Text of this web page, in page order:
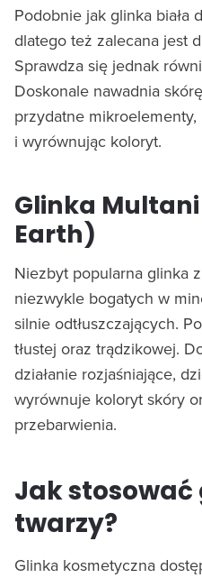
Podobnie jak glinka biała
dlatego też zalecana jest
Sprawdza się jednak
Doskonale nawadnia
przydatne
i wyrównując koloryt.
Glinka
Earth)
Niezbyt popularna glinka
niezwykle bogatych w
silnie odtłuszczających.
tłustej oraz trądzikowej.
działanie rozjaśniające,
wyrównuje koloryt skóry
przebarwienia.
Jak
twarzy?
Glinka kosmetyczna